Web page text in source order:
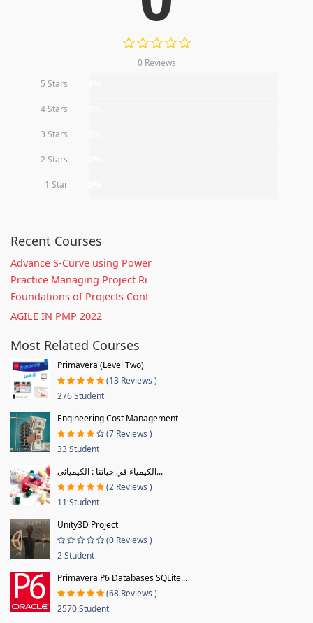
0 Reviews
5 Stars
4 Stars
3 Stars
2 Stars
1 Star
Recent Courses
Advance S-Curve using Power
Practice Managing Project Ri
Foundations of Projects Cont
AGILE IN PMP 2022
Most Related Courses
Primavera (Level Two)
(13 Reviews )
276 Student
Engineering Cost Management
(7 Reviews )
33 Student
الكيمياء في حياتنا : الكيميائى...
(2 Reviews )
11 Student
Unity3D Project
(0 Reviews )
2 Student
Primavera P6 Databases SQLite...
(68 Reviews )
2570 Student